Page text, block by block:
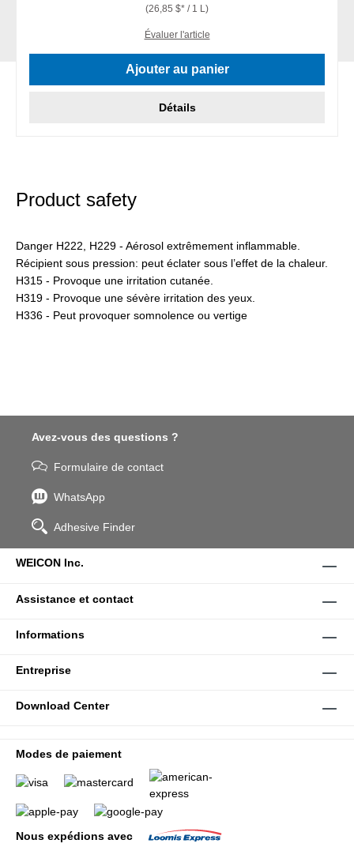
(26,85 $* / 1 L)
Évaluer l'article
Ajouter au panier
Détails
Product safety
Danger H222, H229 - Aérosol extrêmement inflammable.
Récipient sous pression: peut éclater sous l’effet de la chaleur.
H315 - Provoque une irritation cutanée.
H319 - Provoque une sévère irritation des yeux.
H336 - Peut provoquer somnolence ou vertige
Avez-vous des questions ?
Formulaire de contact
WhatsApp
Adhesive Finder
WEICON Inc.
Assistance et contact
Informations
Entreprise
Download Center
Modes de paiement
Nous expédions avec